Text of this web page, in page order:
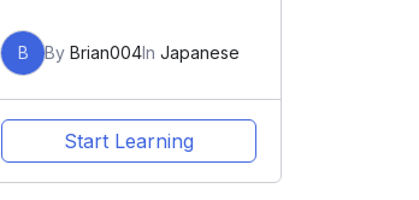
B ByBrian004InJapanese
Start Learning